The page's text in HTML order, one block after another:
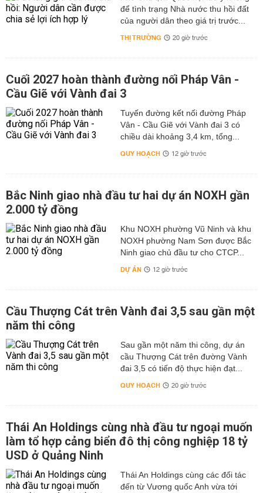
để tình trạng Nhà nước thu hồi đất
của người dân theo giá trị trước...
THỊ TRƯỜNG 20 giờ trước
Cuối 2027 hoàn thành đường nối Pháp Vân -
Cầu Giẽ với Vành đai 3
Tuyến đường kết nối đường Pháp
Vân - Cầu Giẽ với Vành đai 3 có
chiều dài khoảng 3,4 km, tổng...
QUY HOẠCH 12 giờ trước
Bắc Ninh giao nhà đầu tư hai dự án NOXH gần
2.000 tỷ đồng
Khu NOXH phường Vũ Ninh và khu
NOXH phường Nam Sơn được Bắc
Ninh giao chủ đầu tư cho CTCP...
DỰ ÁN 12 giờ trước
Cầu Thượng Cát trên Vành đai 3,5 sau gần một
năm thi công
Sau gần một năm thi công, dự án
cầu Thượng Cát trên đường Vành
đai 3,5 có tiến độ thực hiện đạt...
QUY HOẠCH 20 giờ trước
Thái An Holdings cùng nhà đầu tư ngoại muốn
làm tổ hợp cảng biển đô thị công nghiệp 18 tỷ
USD ở Quảng Ninh
Thái An Holdings cùng các đối tác
đến từ Vương quốc Anh vừa tới